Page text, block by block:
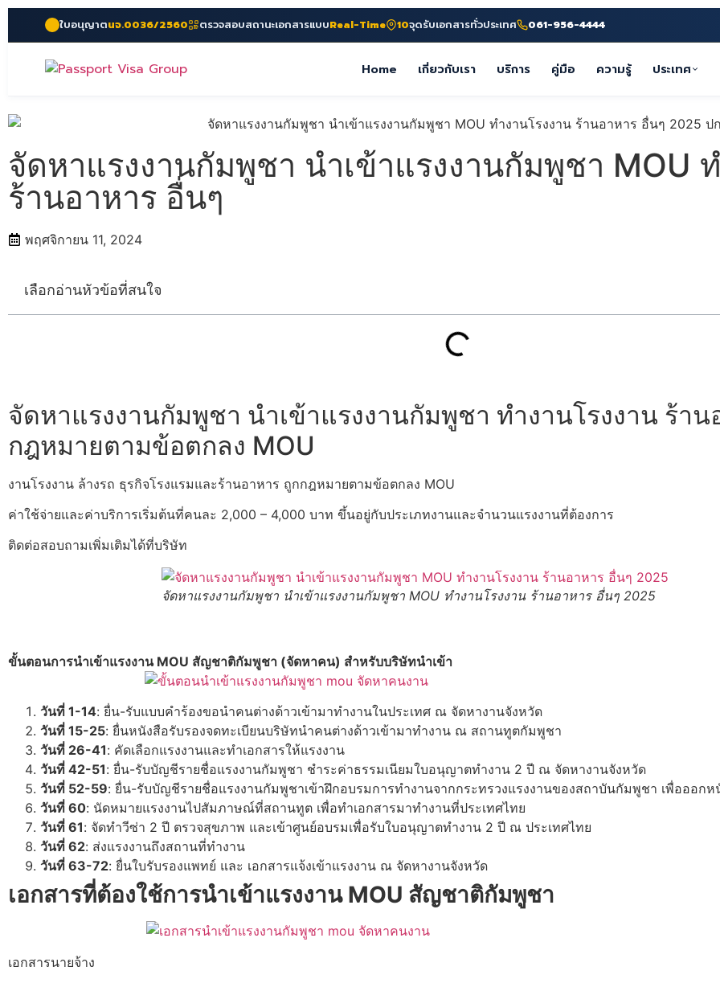
ใบอนุญาตนจ.0036/2560 ตรวจสอบสถานะเอกสารแบบReal-Time 10จุดรับเอกสารทั่วประเทศ 061-956-4444
Home เกี่ยวกับเรา บริการ คู่มือ ความรู้ ประเทศ
จัดหาแรงงานกัมพูชา นำเข้าแรงงานกัมพูชา MOU
ร้านอาหาร อื่นๆ
พฤศจิกายน 11, 2024
เลือกอ่านหัวข้อที่สนใจ
จัดหาแรงงานกัมพูชา นำเข้าแรงงานกัมพูชา ทำงานโรงงาน ร้าน
กฎหมายตามข้อตกลง MOU
งานโรงงาน ล้างรถ ธุรกิจโรงแรมและร้านอาหาร ถูกกฎหมายตามข้อตกลง MOU
ค่าใช้จ่ายและค่าบริการเริ่มต้นที่คนละ 2,000 – 4,000 บาท ขึ้นอยู่กับประเภทงานและจำนวนแรงงานที่ต้องการ
ติดต่อสอบถามเพิ่มเติมได้ที่บริษัท
จัดหาแรงงานกัมพูชา นำเข้าแรงงานกัมพูชา MOU ทำงานโรงงาน ร้านอาหาร อื่นๆ 2025
ขั้นตอนการนำเข้าแรงงาน MOU สัญชาติกัมพูชา (จัดหาคน) สำหรับบริษัทนำเข้า
วันที่ 1-14: ยื่น-รับแบบคำร้องขอนำคนต่างด้าวเข้ามาทำงานในประเทศ ณ จัดหางานจังหวัด
วันที่ 15-25: ยื่นหนังสือรับรองจดทะเบียนบริษัทนำคนต่างด้าวเข้ามาทำงาน ณ สถานทูตกัมพูชา
วันที่ 26-41: คัดเลือกแรงงานและทำเอกสารให้แรงงาน
วันที่ 42-51: ยื่น-รับบัญชีรายชื่อแรงงานกัมพูชา ชำระค่าธรรมเนียมใบอนุญาตทำงาน 2 ปี ณ จัดหางานจังหวัด
วันที่ 52-59: ยื่น-รับบัญชีรายชื่อแรงงานกัมพูชาเข้าฝึกอบรมการทำงานจากกระทรวงแรงงานของสถาบันกัมพูชา เพื่อออกห
วันที่ 60: นัดหมายแรงงานไปสัมภาษณ์ที่สถานทูต เพื่อทำเอกสารมาทำงานที่ประเทศไทย
วันที่ 61: จัดทำวีซ่า 2 ปี ตรวจสุขภาพ และเข้าศูนย์อบรมเพื่อรับใบอนุญาตทำงาน 2 ปี ณ ประเทศไทย
วันที่ 62: ส่งแรงงานถึงสถานที่ทำงาน
วันที่ 63-72: ยื่นใบรับรองแพทย์ และ เอกสารแจ้งเข้าแรงงาน ณ จัดหางานจังหวัด
เอกสารที่ต้องใช้การนำเข้าแรงงาน MOU สัญชาติกัมพูชา
เอกสารนายจ้าง